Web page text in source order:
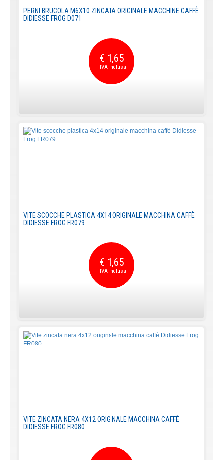
PERNI BRUCOLA M6X10 ZINCATA ORIGINALE MACCHINE CAFFÈ
DIDIESSE FROG D071
€ 1,65
VITE SCOCCHE PLASTICA 4X14 ORIGINALE MACCHINA CAFFÈ
DIDIESSE FROG FR079
€ 1,65
VITE ZINCATA NERA 4X12 ORIGINALE MACCHINA CAFFÈ
DIDIESSE FROG FR080